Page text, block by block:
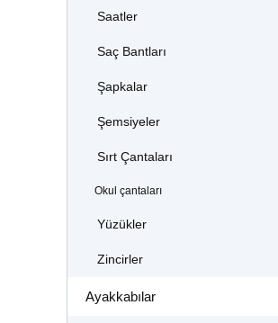
Saatler
Saç Bantları
Şapkalar
Şemsiyeler
Sırt Çantaları
Okul çantaları
Yüzükler
Zincirler
Ayakkabılar